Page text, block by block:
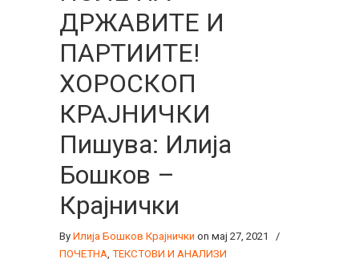
ДРЖАВИТЕ И
ПАРТИИТЕ!
ХОРОСКОП
КРАЈНИЧКИ
Пишува: Илија
Бошков –
Крајнички
By Илија Бошков Крајнички on мај 27, 2021
/
ПОЧЕТНА, ТЕКСТОВИ И АНАЛИЗИ